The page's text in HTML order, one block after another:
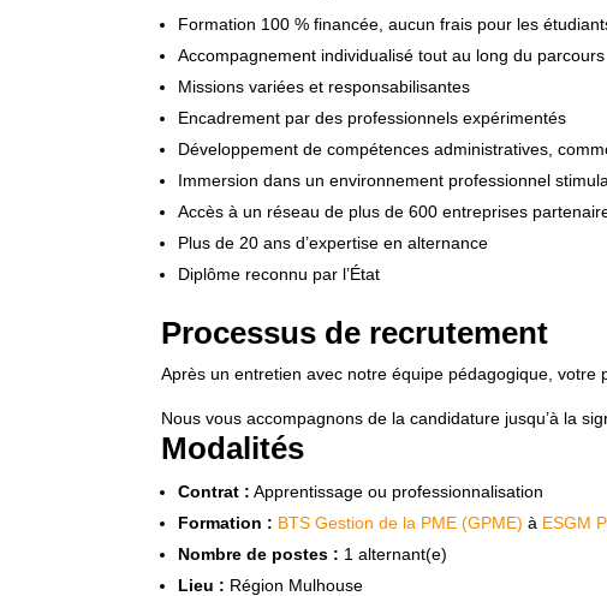
Formation 100 % financée, aucun frais pour les
Accompagnement individualisé tout au long du parcours
Missions variées et responsabilisantes
Encadrement par des professionnels expérimentés
Développement de compétences administratives,
Immersion dans un environnement professionnel
Accès à un réseau de plus de 600 entreprises
Plus de 20 ans d’expertise en alternance
Diplôme reconnu par l’État
Processus de recrutement
Après un entretien avec notre équipe pédagogique, votre
Nous vous accompagnons de la candidature jusqu’à la
Modalités
Contrat : Apprentissage ou professionnalisation
Formation : BTS Gestion de la PME (GPME) à ESGM
Nombre de postes : 1 alternant(e)
Lieu : Région Mulhouse